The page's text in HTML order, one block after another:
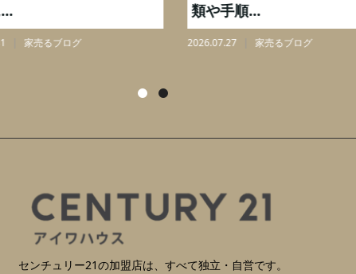
家売るブログ
類や手順...
2026.07.27 家売るブログ
センチュリー21の加盟店は、すべて独立・自営です。